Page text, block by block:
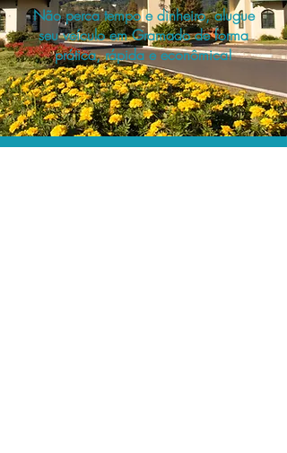
Não perca tempo e dinheiro, alugue
seu veículo em Gramado de forma
prática, rápida e econômica!